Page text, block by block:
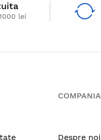
lei
COMPANIA
Despre noi